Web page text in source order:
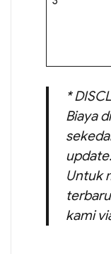
*
Biaya
update.
Untuk
kami